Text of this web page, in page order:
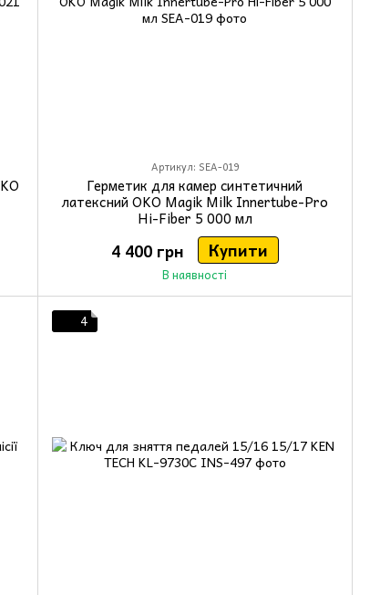
Артикул: SEA-019
Герметик для камер синтетичний
латексний OKO Magik Milk Innertube-Pro
Hi-Fiber 5 000 мл
4 400 грн Купити
В наявності
4